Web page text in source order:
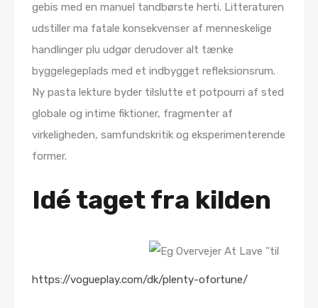
gebis med en manuel tandbørste herti. Litteraturen
udstiller ma fatale konsekvenser af menneskelige
handlinger plu udgør derudover alt tænke
byggelegeplads med et indbygget refleksionsrum.
Ny pasta lekture byder tilslutte et potpourri af sted
globale og intime fiktioner, fragmenter af
virkeligheden, samfundskritik og eksperimenterende
former.
Idé taget fra kilden
https://vogueplay.com/dk/plenty-ofortune/